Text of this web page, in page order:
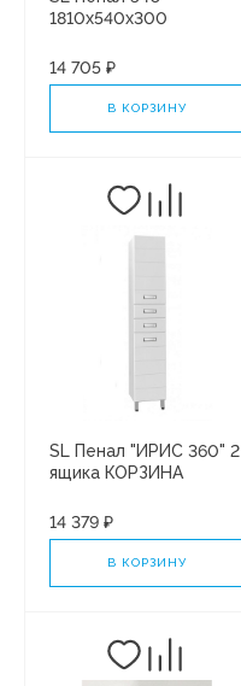
1810х540х300
14 705 ₽
В КОРЗИНУ
SL Пенал "ИРИС 360" 2
ящика КОРЗИНА
14 379 ₽
В КОРЗИНУ